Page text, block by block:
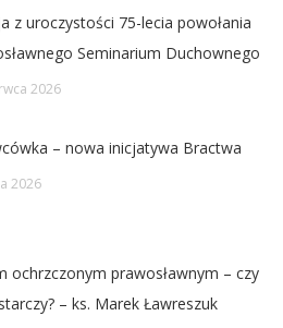
z uroczystości 75-lecia powołania
Seminarium Duchownego
2026
– nowa inicjatywa Bractwa
2026
ochrzczonym prawosławnym – czy
– ks. Marek Ławreszuk